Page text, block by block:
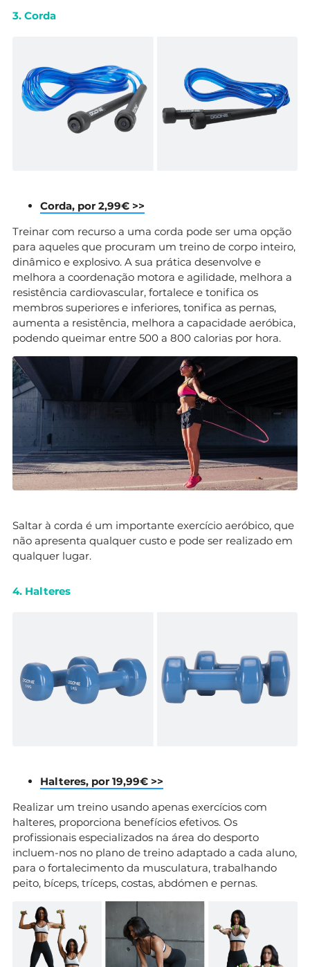
3. Corda
Corda, por 2,99€ >>
Treinar com recurso a uma corda pode ser uma opção
para aqueles que procuram um treino de corpo inteiro,
dinâmico e explosivo. A sua prática desenvolve e
melhora a coordenação motora e agilidade, melhora a
resistência cardiovascular, fortalece e tonifica os
membros superiores e inferiores, tonifica as pernas,
aumenta a resistência, melhora a capacidade aeróbica,
podendo queimar entre 500 a 800 calorias por hora.
Saltar à corda é um importante exercício aeróbico, que
não apresenta qualquer custo e pode ser realizado em
qualquer lugar.
4. Halteres
Halteres, por 19,99€ >>
Realizar um treino usando apenas exercícios com
halteres, proporciona benefícios efetivos. Os
profissionais especializados na área do desporto
incluem-nos no plano de treino adaptado a cada aluno,
para o fortalecimento da musculatura, trabalhando
peito, bíceps, tríceps, costas, abdómen e pernas.